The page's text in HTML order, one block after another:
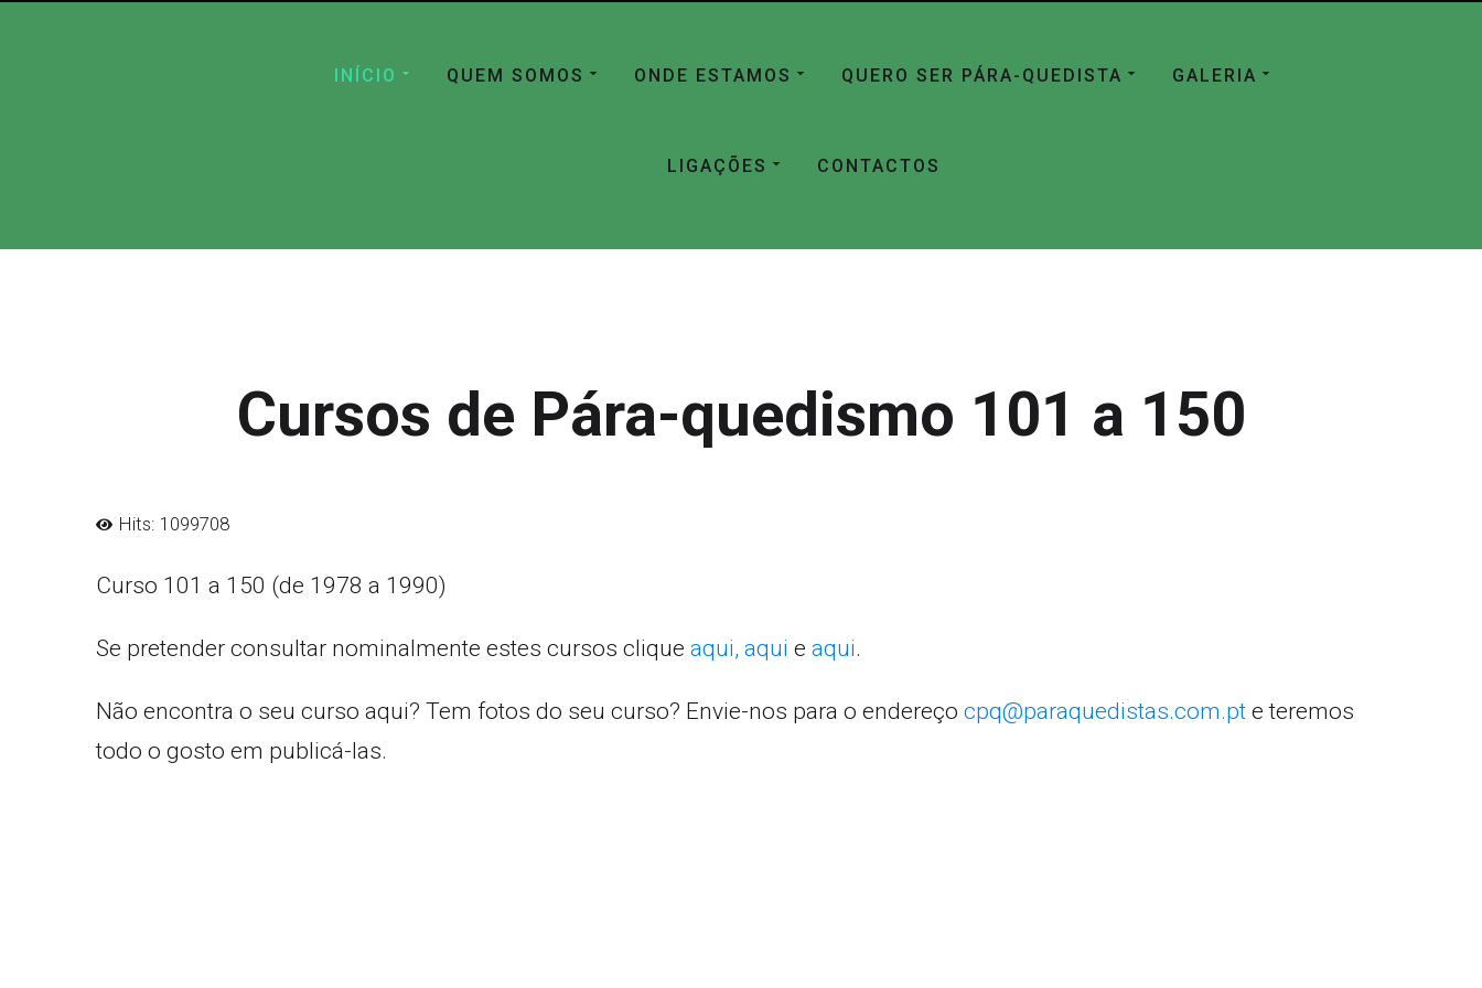
INÍCIO QUEM SOMOS ONDE ESTAMOS QUERO SER PÁRA-QUEDISTA GALERIA
LIGAÇÕES CONTACTOS
Cursos de Pára-quedismo 101 a 150
Hits: 1099708
Curso 101 a 150 (de 1978 a 1990)
Se pretender consultar nominalmente estes cursos clique aqui, aqui e aqui.
Não encontra o seu curso aqui? Tem fotos do seu curso? Envie-nos para o endereço cpq@paraquedistas.com.pt e teremos
todo o gosto em publicá-las.